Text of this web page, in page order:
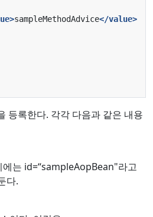
sampleMethodAdvice</value>
등록한다. 각각 다음과 같은 내용
에는 id=“sampleAopBean"라고
다.